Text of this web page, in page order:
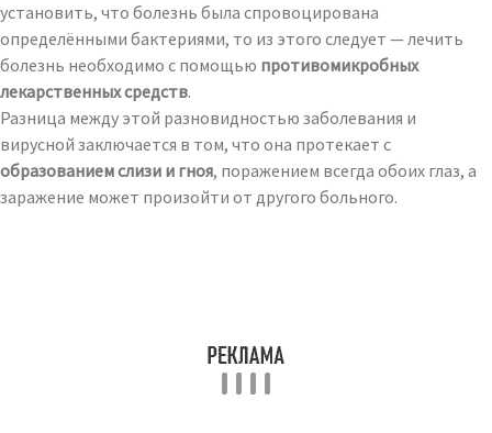
установить, что болезнь была спровоцирована
определёнными бактериями, то из этого следует — лечить
болезнь необходимо с помощью противомикробных
лекарственных средств.
Разница между этой разновидностью заболевания и
вирусной заключается в том, что она протекает с
образованием слизи и гноя, поражением всегда обоих глаз, а
заражение может произойти от другого больного.